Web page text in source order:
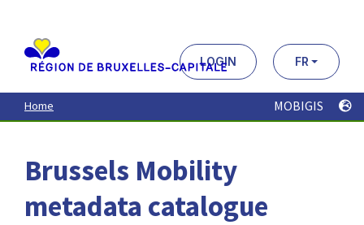
contenu
principal
LOGIN FR
Home MOBIGIS
Brussels Mobility
metadata catalogue